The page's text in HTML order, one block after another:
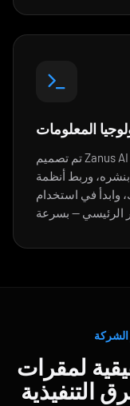
المعلومات
تم تصميم Zanus AI للمديرين التنفيذيين ورؤساء الأقسام،
وربط أنظمة
في استخدام
الشركة
لمقرات
التنفيذية